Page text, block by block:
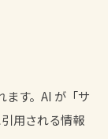
ます。AI が「サ
用される情報